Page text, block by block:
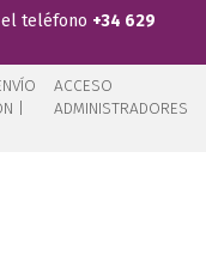
el teléfono +34 629
|
ACCESO
ADMINISTRADORES